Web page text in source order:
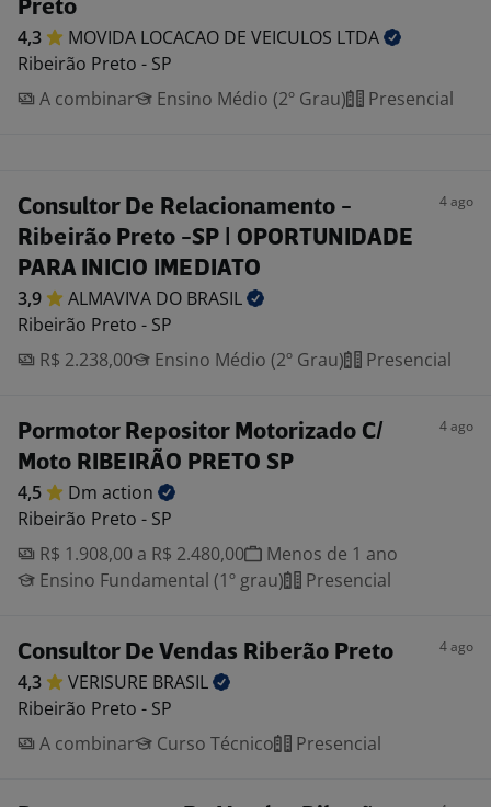
Preto
4,3 MOVIDA LOCACAO DE VEICULOS LTDA
Ribeirão Preto - SP
A combinar
Ensino Médio (2º Grau) Presencial
Consultor De Relacionamento -
Ribeirão Preto -SP | OPORTUNIDADE
PARA INICIO IMEDIATO
4 ago
3,9 ALMAVIVA DO BRASIL
Ribeirão Preto - SP
R$ 2.238,00
Ensino Médio (2º Grau) Presencial
Pormotor Repositor Motorizado C/
Moto RIBEIRÃO PRETO SP
4 ago
4,5 Dm action
Ribeirão Preto - SP
R$ 1.908,00 a R$ 2.480,00
Menos de 1 ano
Ensino Fundamental (1º grau)
Presencial
Consultor De Vendas Riberão Preto 4 ago
4,3 VERISURE BRASIL
Ribeirão Preto - SP
A combinar
Curso Técnico Presencial